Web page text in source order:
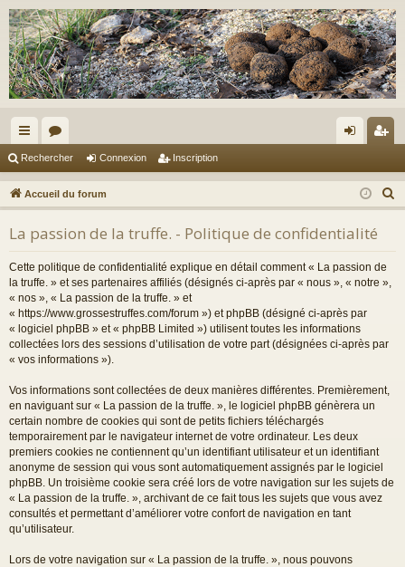
ac
co
ur
ci
s
or
u
m
s
ne
xi
on
cri
pti
on
Rechercher Connexion Inscription
Accueil du forum
e
La passion de la truffe. - Politique de confidentialité
Cette politique de confidentialité explique en détail comment « La passion de
la truffe. » et ses partenaires affiliés (désignés ci-après par « nous », « notre »,
« nos », « La passion de la truffe. » et
« https://www.grossestruffes.com/forum ») et phpBB (désigné ci-après par
« logiciel phpBB » et « phpBB Limited ») utilisent toutes les informations
collectées lors des sessions d’utilisation de votre part (désignées ci-après par
« vos informations »).
Vos informations sont collectées de deux manières différentes. Premièrement,
en naviguant sur « La passion de la truffe. », le logiciel phpBB génèrera un
certain nombre de cookies qui sont de petits fichiers téléchargés
temporairement par le navigateur internet de votre ordinateur. Les deux
premiers cookies ne contiennent qu’un identifiant utilisateur et un identifiant
anonyme de session qui vous sont automatiquement assignés par le logiciel
phpBB. Un troisième cookie sera créé lors de votre navigation sur les sujets de
« La passion de la truffe. », archivant de ce fait tous les sujets que vous avez
consultés et permettant d’améliorer votre confort de navigation en tant
qu’utilisateur.
Lors de votre navigation sur « La passion de la truffe. », nous pouvons